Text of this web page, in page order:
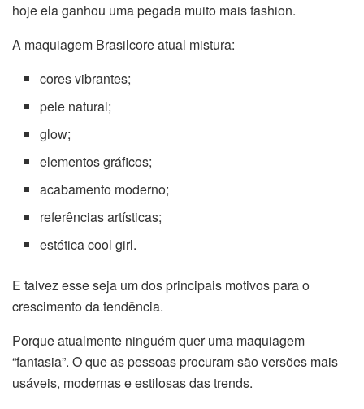
hoje ela ganhou uma pegada muito mais fashion.
A maquiagem Brasilcore atual mistura:
cores vibrantes;
pele natural;
glow;
elementos gráficos;
acabamento moderno;
referências artísticas;
estética cool girl.
E talvez esse seja um dos principais motivos para o
crescimento da tendência.
Porque atualmente ninguém quer uma maquiagem
“fantasia”. O que as pessoas procuram são versões mais
usáveis, modernas e estilosas das trends.